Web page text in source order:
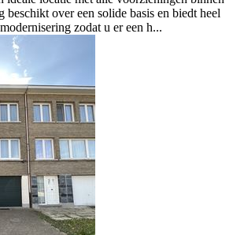
over een solide basis en biedt heel
zodat u er een h...